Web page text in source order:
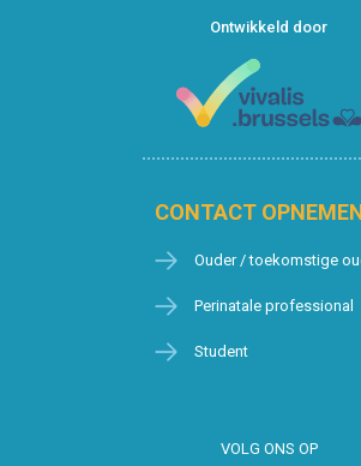
Ontwikkeld door
CONTACT
Ouder / toekomstige
Perinatale professional
Student
VOLG ONS OP